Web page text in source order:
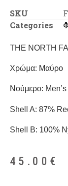
SKU
Categories
THE NORTH
Χρώμα: Μαύρο
Νούμερο:
Shell A: 87%
Shell B: 100%
45.00 €